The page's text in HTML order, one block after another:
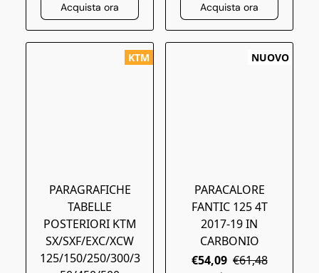
Acquista ora Acquista ora
KTM
PARAGRAFICHE
TABELLE
POSTERIORI KTM
SX/SXF/EXC/XCW
125/150/250/300/3
NUOVO
PARACALORE
FANTIC 125 4T
2017-19 IN
CARBONIO
€54,09 €61,48